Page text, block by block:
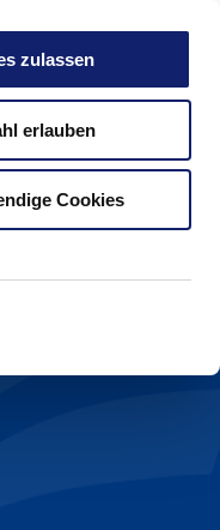
zulassen
erlauben
Cookies